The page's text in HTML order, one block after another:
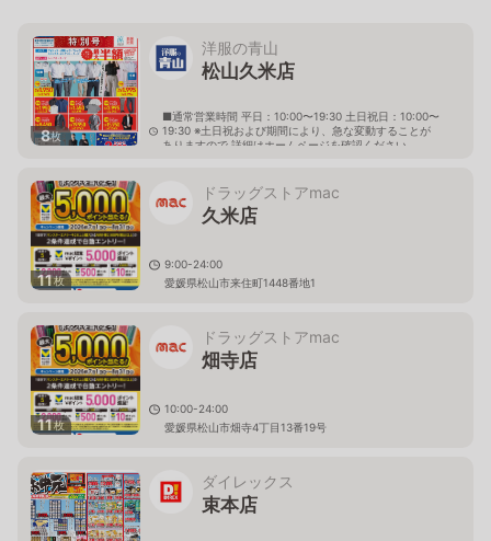
8枚
洋服の青山
松山久米店
■通常営業時間 平日：10:00〜19:30 土日祝日：10:00〜
19:30 ※土日祝および期間により、急な変動することが
ありますので 詳細はホームページを確認ください
11枚
ドラッグストアmac
久米店
9:00-24:00
愛媛県松山市来住町1448番地1
11枚
ドラッグストアmac
畑寺店
10:00-24:00
愛媛県松山市畑寺4丁目13番19号
ダイレックス
束本店